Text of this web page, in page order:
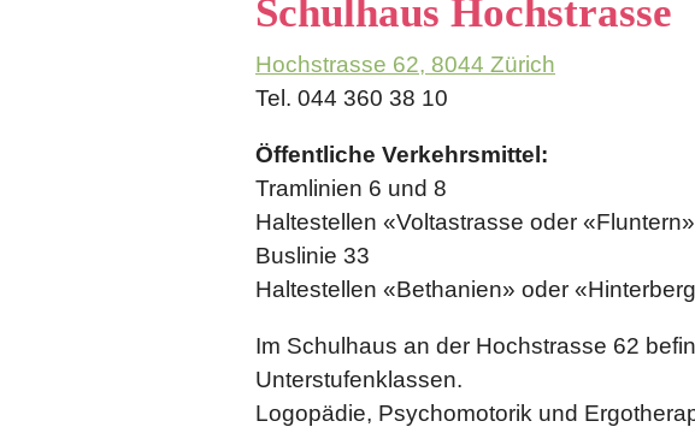
Schulhaus Hochstrasse
Hochstrasse 62, 8044 Zürich
Tel. 044 360 38 10
Öffentliche Verkehrsmittel:
Tramlinien 6 und 8
Haltestellen «Voltastrasse oder «Fluntern»
Buslinie 33
Haltestellen «Bethanien» oder
Im Schulhaus an der Hochstrasse 62
Unterstufenklassen.
Logopädie, Psychomotorik und